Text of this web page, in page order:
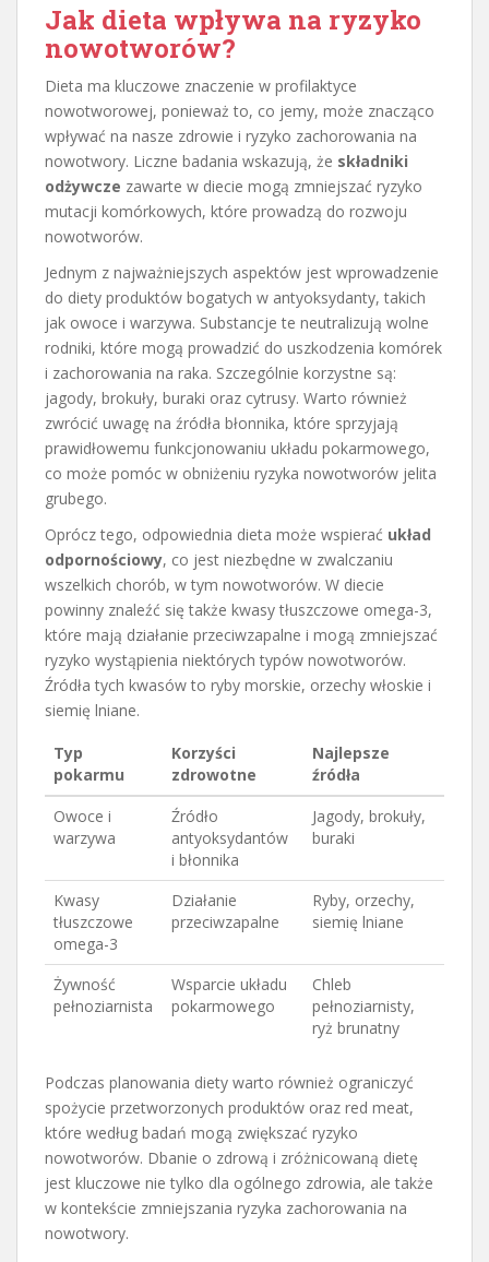
Jak dieta wpływa na ryzyko
nowotworów?
Dieta ma kluczowe znaczenie w profilaktyce
nowotworowej, ponieważ to, co jemy, może znacząco
wpływać na nasze zdrowie i ryzyko zachorowania na
nowotwory. Liczne badania wskazują, że składniki
odżywcze zawarte w diecie mogą zmniejszać ryzyko
mutacji komórkowych, które prowadzą do rozwoju
nowotworów.
Jednym z najważniejszych aspektów jest wprowadzenie
do diety produktów bogatych w antyoksydanty, takich
jak owoce i warzywa. Substancje te neutralizują wolne
rodniki, które mogą prowadzić do uszkodzenia komórek
i zachorowania na raka. Szczególnie korzystne są:
jagody, brokuły, buraki oraz cytrusy. Warto również
zwrócić uwagę na źródła błonnika, które sprzyjają
prawidłowemu funkcjonowaniu układu pokarmowego,
co może pomóc w obniżeniu ryzyka nowotworów jelita
grubego.
Oprócz tego, odpowiednia dieta może wspierać układ
odpornościowy, co jest niezbędne w zwalczaniu
wszelkich chorób, w tym nowotworów. W diecie
powinny znaleźć się także kwasy tłuszczowe omega-3,
które mają działanie przeciwzapalne i mogą zmniejszać
ryzyko wystąpienia niektórych typów nowotworów.
Źródła tych kwasów to ryby morskie, orzechy włoskie i
siemię lniane.
Typ
pokarmu
Korzyści
zdrowotne
Najlepsze
źródła
Owoce i
warzywa
Źródło
antyoksydantów
i błonnika
Jagody, brokuły,
buraki
Kwasy
tłuszczowe
omega-3
Działanie
przeciwzapalne
Ryby, orzechy,
siemię lniane
Żywność
pełnoziarnista
Wsparcie układu
pokarmowego
Chleb
pełnoziarnisty,
ryż brunatny
Podczas planowania diety warto również ograniczyć
spożycie przetworzonych produktów oraz red meat,
które według badań mogą zwiększać ryzyko
nowotworów. Dbanie o zdrową i zróżnicowaną dietę
jest kluczowe nie tylko dla ogólnego zdrowia, ale także
w kontekście zmniejszania ryzyka zachorowania na
nowotwory.